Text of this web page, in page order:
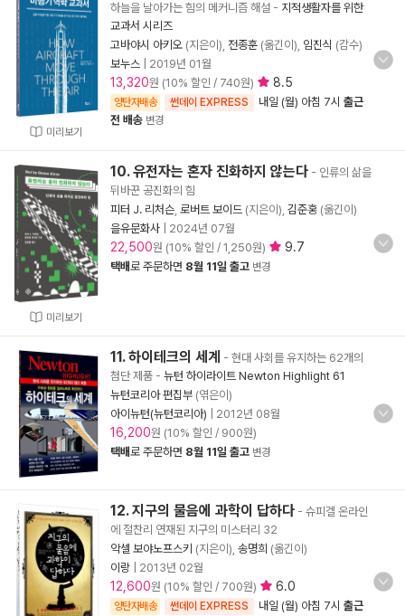
미리보기
하늘을 날아가는 힘의 메커니즘 해설 - 지적생활자를 위한
교과서 시리즈
고바야시 아키오 (지은이), 전종훈 (옮긴이), 임진식 (감수)
보누스
2019년 01월
13,320원 (10% 할인 / 740원) 8.5
양탄자배송 썬데이 EXPRESS 내일 (월) 아침 7시 출근
전 배송 변경
미리보기
10. 유전자는 혼자 진화하지 않는다 - 인류의 삶을
뒤바꾼 공진화의 힘
피터 J. 리처슨 로버트 보이드 (지은이), 김준홍 (옮긴이)
을유문화사
2024년 07월
22,500원 (10% 할인 / 1,250원) 9.7
택배로 주문하면 8월 11일 출고 변경
11. 하이테크의 세계 - 현대 사회를 유지하는 62개의
첨단 제품 - 뉴턴 하이라이트 Newton Highlight 61
뉴턴코리아 편집부 (엮은이)
아이뉴턴(뉴턴코리아)
2012년 08월
16,200원 (10% 할인 / 900원)
택배로 주문하면 8월 11일 출고 변경
12. 지구의 물음에 과학이 답하다 - 슈피겔 온라인
에 절찬리 연재된 지구의 미스터리 32
악셀 보야노프스키 (지은이), 송명희 (옮긴이)
이랑
2013년 02월
12,600원 (10% 할인 / 700원) 6.0
양탄자배송 썬데이 EXPRESS 내일 (월) 아침 7시 출근